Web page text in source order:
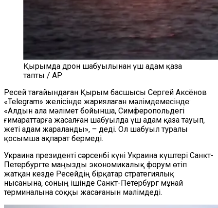
Қырымда дрон шабуылынан үш адам қаза
тапты / AP
Ресей тағайындаған Қырым басшысы Сергей Аксёнов
«Telegram» желісінде жариялаған мәлімдемесінде:
«Алдын ала мәлімет бойынша, Симферопольдегі
ғимараттарға жасалған шабуылда үш адам қаза тауып,
жеті адам жараланды», – деді. Ол шабуыл туралы
қосымша ақпарат бермеді.
Украина президенті сәрсенбі күні Украина күштері Санкт-
Петербургте маңызды экономикалық форум өтіп
жатқан кезде Ресейдің бірқатар стратегиялық
нысанына, соның ішінде Санкт-Петербург мұнай
терминалына соққы жасағанын мәлімдеді.